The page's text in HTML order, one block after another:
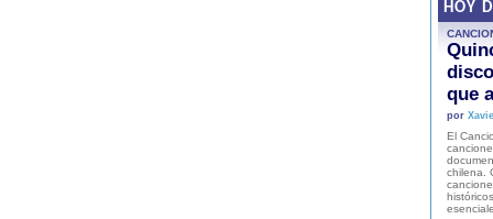
HOY
que
por
El
chilena.